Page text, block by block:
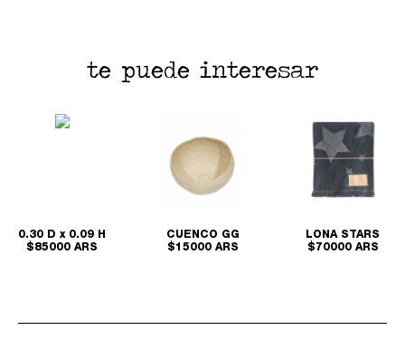
te puede interesar
0.30 D x 0.09 H
$85000 ARS
CUENCO GG
$15000 ARS
LONA STARS
$70000 ARS